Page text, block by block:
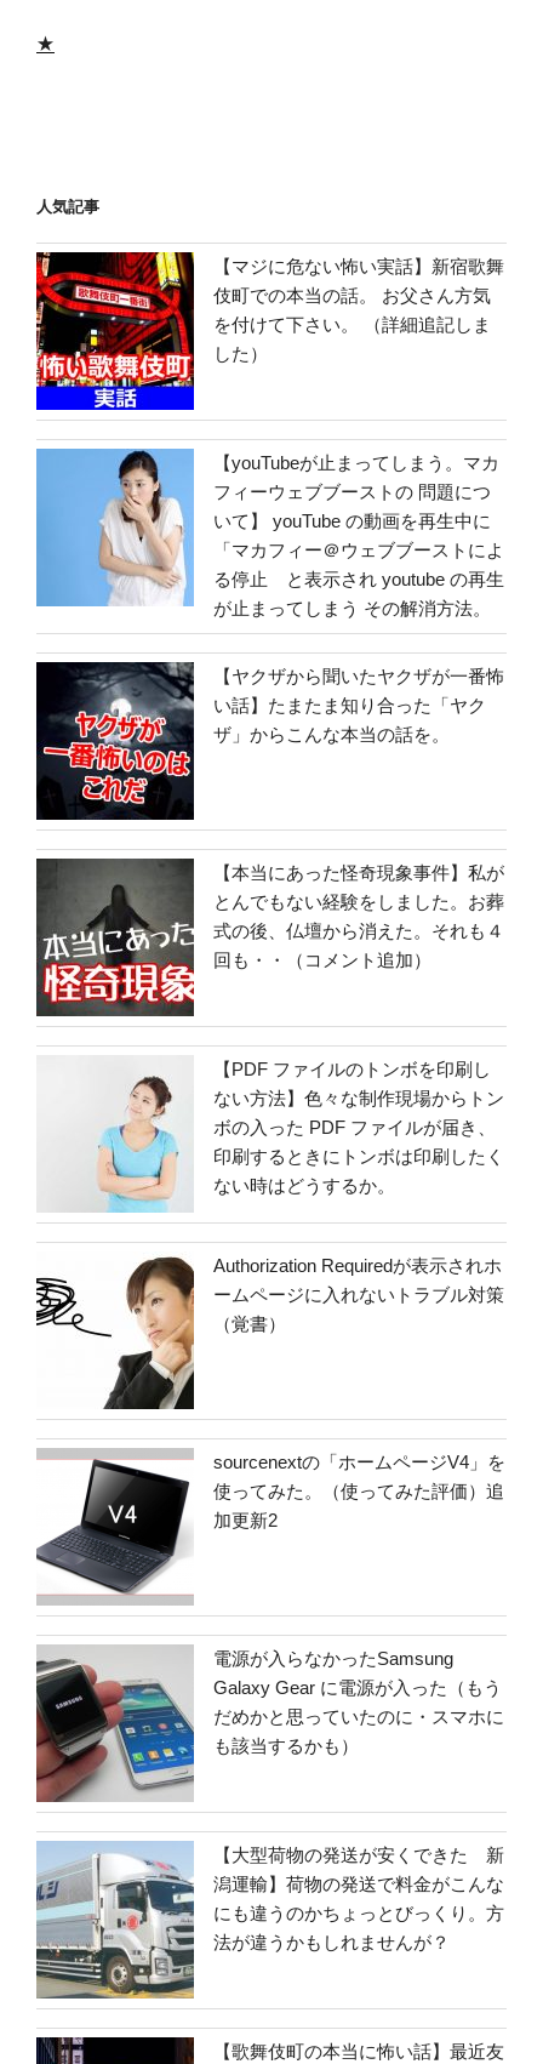
★
人気記事
【マジに危ない怖い実話】新宿歌舞
伎町での本当の話。 お父さん方気
を付けて下さい。 （詳細追記しま
した）
【youTubeが止まってしまう。マカ
フィーウェブブーストの 問題につ
いて】 youTube の動画を再生中に
「マカフィー＠ウェブブーストによ
る停止 と表示され youtube の再生
が止まってしまう その解消方法。
【ヤクザから聞いたヤクザが一番怖
い話】たまたま知り合った「ヤク
ザ」からこんな本当の話を。
【本当にあった怪奇現象事件】私が
とんでもない経験をしました。お葬
式の後、仏壇から消えた。それも４
回も・・（コメント追加）
【PDF ファイルのトンボを印刷し
ない方法】色々な制作現場からトン
ボの入った PDF ファイルが届き、
印刷するときにトンボは印刷したく
ない時はどうするか。
Authorization Requiredが表示されホ
ームページに入れないトラブル対策
（覚書）
sourcenextの「ホームページV4」を
使ってみた。（使ってみた評価）追
加更新2
電源が入らなかったSamsung
Galaxy Gear に電源が入った（もう
だめかと思っていたのに・スマホに
も該当するかも）
【大型荷物の発送が安くできた 新
潟運輸】荷物の発送で料金がこんな
にも違うのかちょっとびっくり。方
法が違うかもしれませんが？
【歌舞伎町の本当に怖い話】最近友